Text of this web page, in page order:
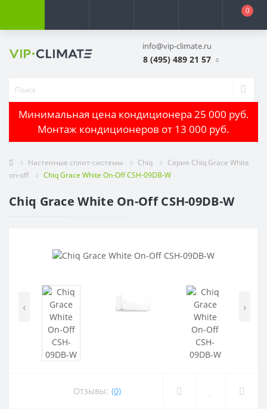
0
info@vip-climate.ru
8 (495) 489 21 57
Минимальная цена кондиционера 25 000 руб.
Монтаж кондиционеров от 13 000 руб.
Настенные сплит-системы Chiq
Серия Chiq Grace White
on-off
Chiq Grace White On-Off CSH-09DB-W
Chiq Grace White On-Off CSH-09DB-W
‹ ›
Отзывы: (0)